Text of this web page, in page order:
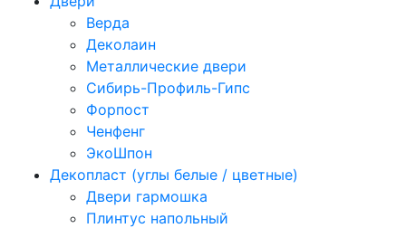
Верда
Деколаин
Металлические двери
Сибирь-Профиль-Гипс
Форпост
Ченфенг
ЭкоШпон
Декопласт (углы белые / цветные)
Двери гармошка
Плинтус напольный